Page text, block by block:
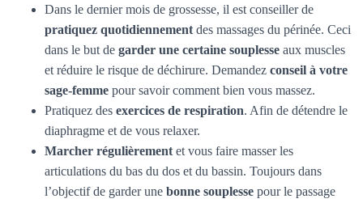
Dans le dernier mois de grossesse, il est conseiller de
pratiquez quotidiennement des massages du périnée. Ceci
dans le but de garder une certaine souplesse aux muscles
et réduire le risque de déchirure. Demandez conseil à votre
sage-femme pour savoir comment bien vous massez.
Pratiquez des exercices de respiration. Afin de détendre le
diaphragme et de vous relaxer.
Marcher régulièrement et vous faire masser les
articulations du bas du dos et du bassin. Toujours dans
l’objectif de garder une bonne souplesse pour le passage